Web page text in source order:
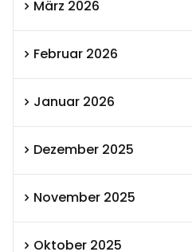
März 2026
Februar 2026
Januar 2026
Dezember 2025
November 2025
Oktober 2025